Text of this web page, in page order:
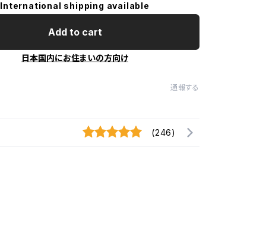
International shipping available
Add to cart
日本国内にお住まいの方向け
通報する
(246)